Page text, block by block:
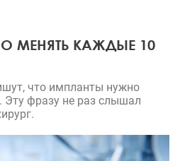
МЕНЯТЬ КАЖДЫЕ 10
что импланты нужно
Эту фразу не раз слышал